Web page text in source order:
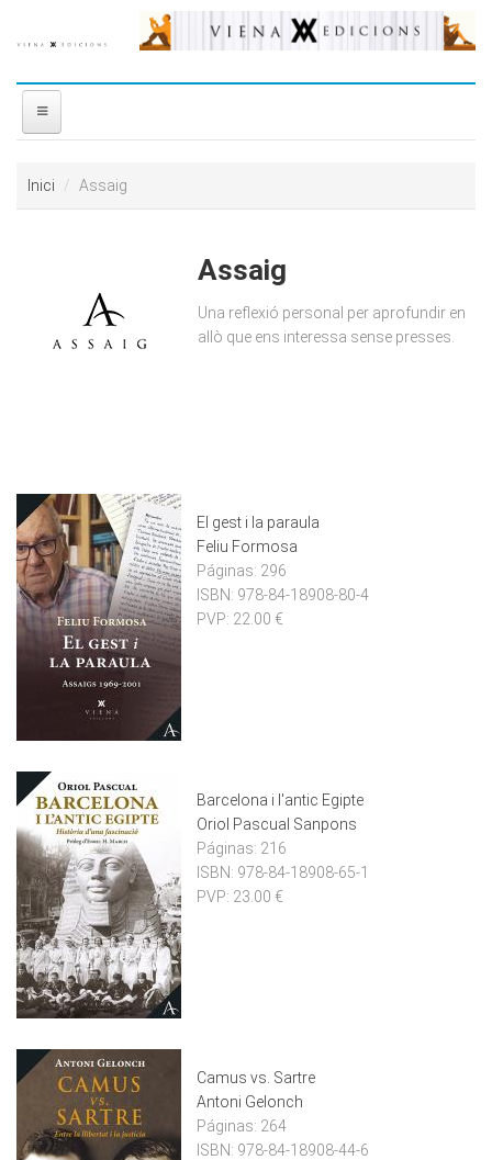
PREMIS
Inici Assaig
Assaig
Una reflexió personal per aprofundir en
allò que ens interessa sense presses.
El gest i la paraula
Feliu Formosa
Páginas: 296
ISBN: 978-84-18908-80-4
PVP: 22.00 €
Barcelona i l'antic Egipte
Oriol Pascual Sanpons
Páginas: 216
ISBN: 978-84-18908-65-1
PVP: 23.00 €
Camus vs. Sartre
Antoni Gelonch
Páginas: 264
ISBN: 978-84-18908-44-6